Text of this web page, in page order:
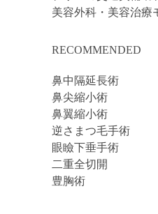
美容外科・美容治療
RECOMMENDED
鼻中隔延長術
鼻尖縮小術
鼻翼縮小術
逆さまつ毛手術
眼瞼下垂手術
二重全切開
豊胸術